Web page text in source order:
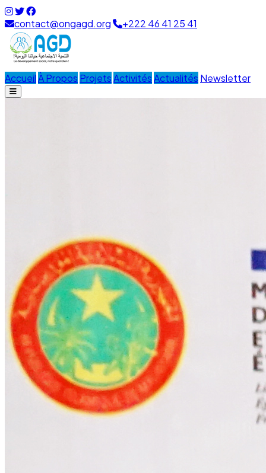
contact@ongagd.org +222 46 41 25 41
AccueilÀ Propos ProjetsActivitésActualités Newsletter